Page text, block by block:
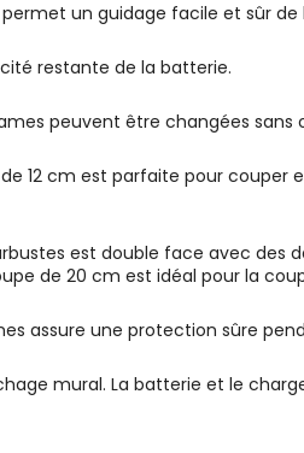
un guidage facile et sûr de
restante de la batterie.
peuvent être changées sans
12 cm est parfaite pour
est double face avec
de 20 cm est idéal pour la
assure une protection sûre
mural. La batterie et le